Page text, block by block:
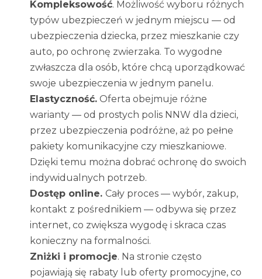
Kompleksowość. Możliwość wyboru różnych
typów ubezpieczeń w jednym miejscu — od
ubezpieczenia dziecka, przez mieszkanie czy
auto, po ochronę zwierzaka. To wygodne
zwłaszcza dla osób, które chcą uporządkować
swoje ubezpieczenia w jednym panelu.
Elastyczność. Oferta obejmuje różne
warianty — od prostych polis NNW dla dzieci,
przez ubezpieczenia podróżne, aż po pełne
pakiety komunikacyjne czy mieszkaniowe.
Dzięki temu można dobrać ochronę do swoich
indywidualnych potrzeb.
Dostęp online. Cały proces — wybór, zakup,
kontakt z pośrednikiem — odbywa się przez
internet, co zwiększa wygodę i skraca czas
konieczny na formalności.
Zniżki i promocje. Na stronie często
pojawiają się rabaty lub oferty promocyjne, co